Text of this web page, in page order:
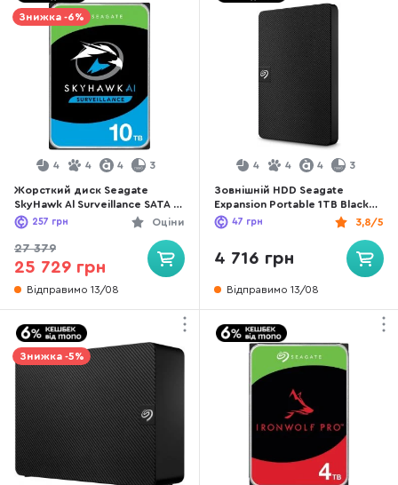
Знижка -6%
4 4 4 3
Жорсткий диск Seagate
SkyHawk Al Surveillance SATA III
10TB (ST10000VE001)
Оціни
257 грн
27 379
25 729 грн
Відправимо 13/08
4 4 4 3
Зовнішній HDD Seagate
Expansion Portable 1TB Black
(STKM1000400)
3,8/5
47 грн
4 716 грн
Відправимо 13/08
Знижка -5%